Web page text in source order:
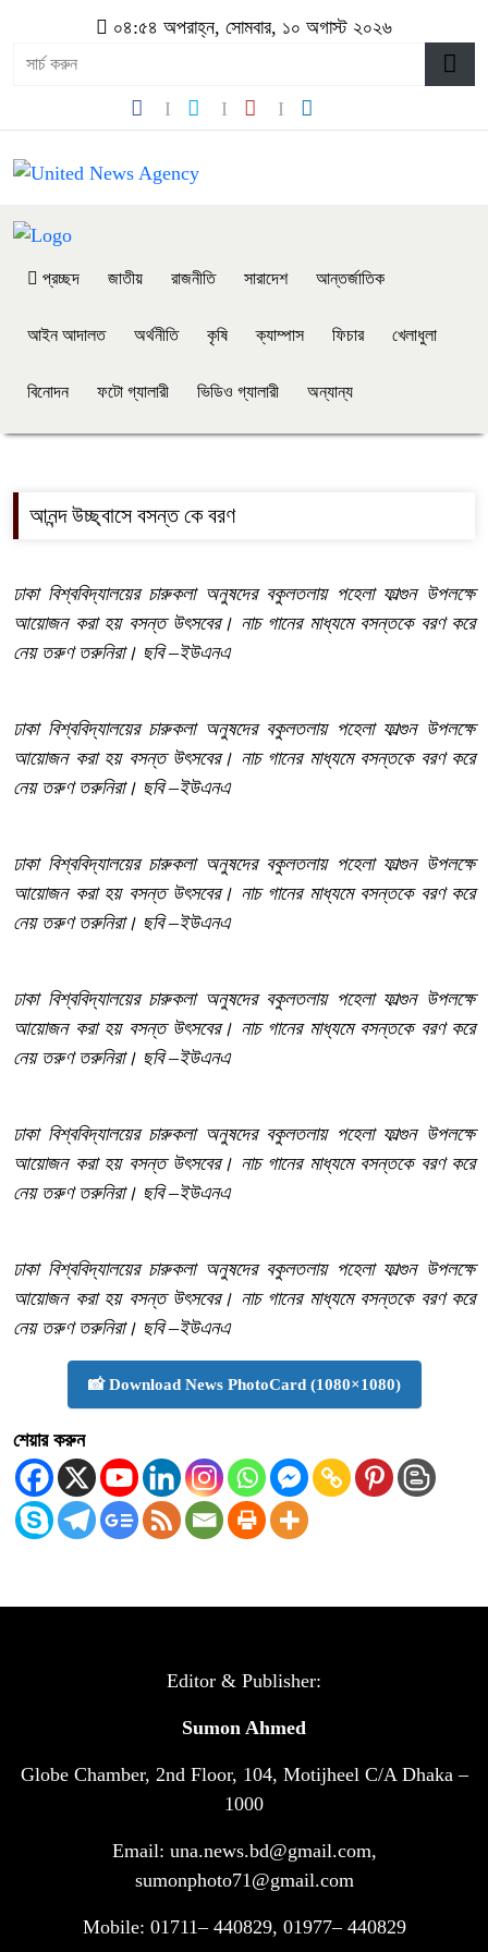
০৪:৫৪ অপরাহ্ন, সোমবার, ১০ অগাস্ট ২০২৬
প্রচ্ছদ জাতীয় রাজনীতি সারাদেশ আন্তর্জাতিক
আইন আদালত অর্থনীতি কৃষি ক্যাম্পাস ফিচার খেলাধুলা
বিনোদন ফটো গ্যালারী ভিডিও গ্যালারী অন্যান্য
আনন্দ উচ্ছ্বাসে বসন্ত কে বরণ
ঢাকা বিশ্ববিদ্যালয়ের চারুকলা অনুষদের বকুলতলায় পহেলা ফাল্গুন উপলক্ষে
আয়োজন করা হয় বসন্ত উৎসবের। নাচ গানের মাধ্যমে বসন্তকে বরণ করে
নেয় তরুণ তরুনিরা। ছবি –ইউএনএ
ঢাকা বিশ্ববিদ্যালয়ের চারুকলা অনুষদের বকুলতলায় পহেলা ফাল্গুন উপলক্ষে
আয়োজন করা হয় বসন্ত উৎসবের। নাচ গানের মাধ্যমে বসন্তকে বরণ করে
নেয় তরুণ তরুনিরা। ছবি –ইউএনএ
ঢাকা বিশ্ববিদ্যালয়ের চারুকলা অনুষদের বকুলতলায় পহেলা ফাল্গুন উপলক্ষে
আয়োজন করা হয় বসন্ত উৎসবের। নাচ গানের মাধ্যমে বসন্তকে বরণ করে
নেয় তরুণ তরুনিরা। ছবি –ইউএনএ
ঢাকা বিশ্ববিদ্যালয়ের চারুকলা অনুষদের বকুলতলায় পহেলা ফাল্গুন উপলক্ষে
আয়োজন করা হয় বসন্ত উৎসবের। নাচ গানের মাধ্যমে বসন্তকে বরণ করে
নেয় তরুণ তরুনিরা। ছবি –ইউএনএ
ঢাকা বিশ্ববিদ্যালয়ের চারুকলা অনুষদের বকুলতলায় পহেলা ফাল্গুন উপলক্ষে
আয়োজন করা হয় বসন্ত উৎসবের। নাচ গানের মাধ্যমে বসন্তকে বরণ করে
নেয় তরুণ তরুনিরা। ছবি –ইউএনএ
ঢাকা বিশ্ববিদ্যালয়ের চারুকলা অনুষদের বকুলতলায় পহেলা ফাল্গুন উপলক্ষে
আয়োজন করা হয় বসন্ত উৎসবের। নাচ গানের মাধ্যমে বসন্তকে বরণ করে
নেয় তরুণ তরুনিরা। ছবি –ইউএনএ
📸 Download News PhotoCard (1080×1080)
শেয়ার করুন
Editor & Publisher:
Sumon Ahmed
Globe Chamber, 2nd Floor, 104, Motijheel C/A Dhaka –
1000
Email: una.news.bd@gmail.com,
sumonphoto71@gmail.com
Mobile: 01711– 440829, 01977– 440829